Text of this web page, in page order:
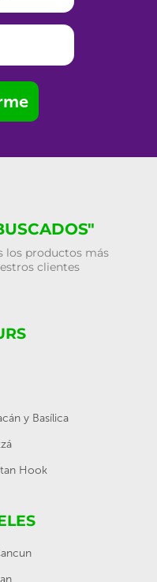
los productos más
clientes
y Basílica
Hook